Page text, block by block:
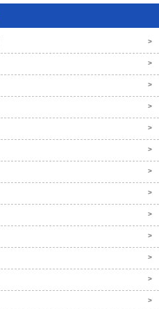
>
>
>
>
>
>
>
>
>
>
>
>
>